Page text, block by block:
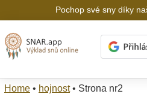
Pochop své sny díky
Home • hojnost • Strona nr2